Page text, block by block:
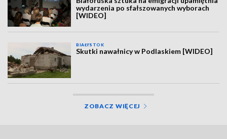
wydarzenia po sfałszowanych wyborach
[WIDEO]
BIAŁYSTOK
Skutki nawałnicy w Podlaskiem [WIDEO]
ZOBACZ WIĘCEJ